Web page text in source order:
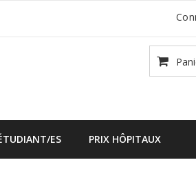
ES PRIX HÔPITAUX